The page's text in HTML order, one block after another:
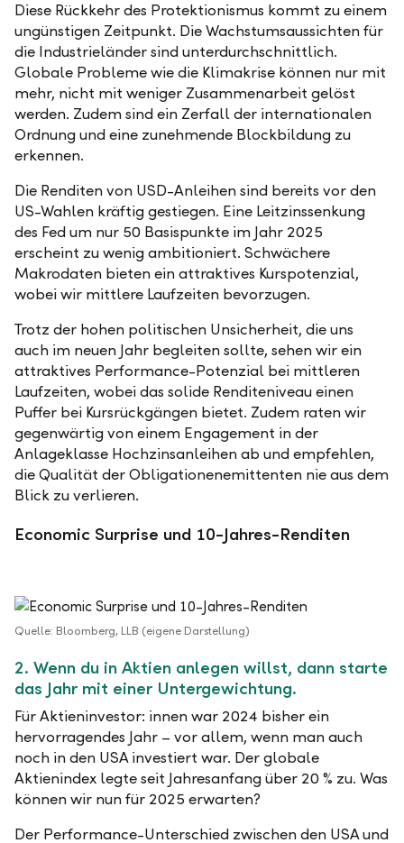
Diese Rückkehr des Protektionismus kommt zu einem
ungünstigen Zeitpunkt. Die Wachstumsaussichten für
die Industrieländer sind unterdurchschnittlich.
Globale Probleme wie die Klimakrise können nur mit
mehr, nicht mit weniger Zusammenarbeit gelöst
werden. Zudem sind ein Zerfall der internationalen
Ordnung und eine zunehmende Blockbildung zu
erkennen.
Die Renditen von USD-Anleihen sind bereits vor den
US-Wahlen kräftig gestiegen. Eine Leitzinssenkung
des Fed um nur 50 Basispunkte im Jahr 2025
erscheint zu wenig ambitioniert. Schwächere
Makrodaten bieten ein attraktives Kurspotenzial,
wobei wir mittlere Laufzeiten bevorzugen.
Trotz der hohen politischen Unsicherheit, die uns
auch im neuen Jahr begleiten sollte, sehen wir ein
attraktives Performance-Potenzial bei mittleren
Laufzeiten, wobei das solide Renditeniveau einen
Puffer bei Kursrückgängen bietet. Zudem raten wir
gegenwärtig von einem Engagement in der
Anlageklasse Hochzinsanleihen ab und empfehlen,
die Qualität der Obligationenemittenten nie aus dem
Blick zu verlieren.
Economic Surprise und 10-Jahres-Renditen
Quelle: Bloomberg, LLB (eigene Darstellung)
2. Wenn du in Aktien anlegen willst, dann starte
das Jahr mit einer Untergewichtung.
Für Aktieninvestor: innen war 2024 bisher ein
hervorragendes Jahr – vor allem, wenn man auch
noch in den USA investiert war. Der globale
Aktienindex legte seit Jahresanfang über 20 % zu. Was
können wir nun für 2025 erwarten?
Der Performance-Unterschied zwischen den USA und